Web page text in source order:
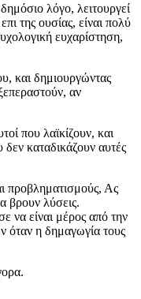
λόγο, λειτουργεί
της ουσίας, είναι πολύ
ευχαρίστηση,
και δημιουργώντας
αν
που λαϊκίζουν, και
δεν καταδικάζουν αυτές
προβληματισμούς, Ας
βρουν λύσεις.
να είναι μέρος από την
όταν η δημαγωγία τους